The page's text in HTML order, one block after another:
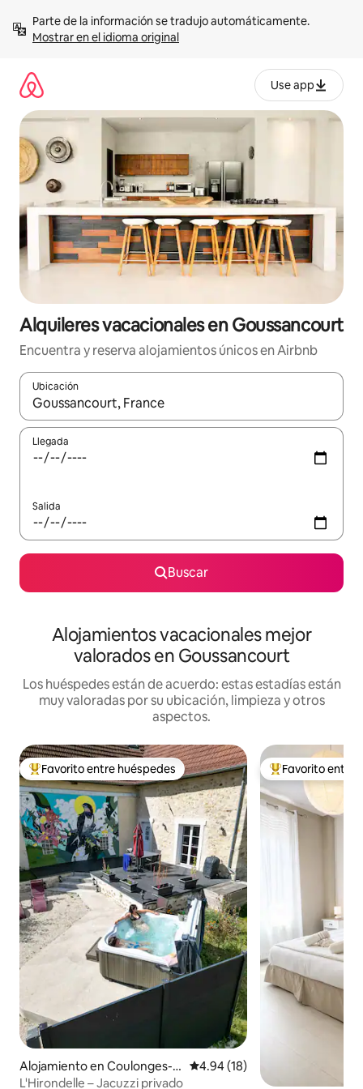
contenidoMostrar en el idioma original
Use app
Alquileres vacacionales en Goussancourt
Encuentra y reserva alojamientos únicos en Airbnb
Ubicación
Cuando los resultados estén disponibles, navega con las
Llegada
Salida
Buscar
Alojamientos vacacionales mejor
valorados en Goussancourt
Los huéspedes están de acuerdo: estas estadías están
muy valoradas por su ubicación, limpieza y otros
aspectos.
Favorito entre huéspedes preferido
Favorito entre huéspedes
Alojamiento en Coulonges-C
ohan
Calificación promedio: 4.94 de
4.94 (18)
L'Hirondelle – Jacuzzi privado
Favorito entre
Favorito entre